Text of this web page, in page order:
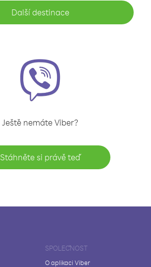
Další destinace
Ještě nemáte Viber?
Stáhněte si právě teď
SPOLEČNOST
O aplikaci Viber